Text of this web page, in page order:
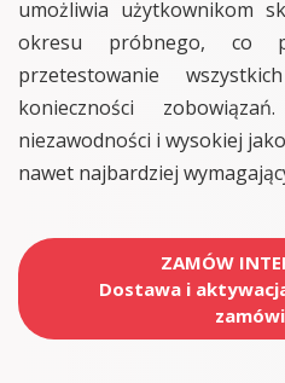
umożliwia użytkownikom
okresu próbnego, co
przetestowanie
konieczności
niezawodności i wysokiej
nawet najbardziej
ZAMÓW
Dostawa i